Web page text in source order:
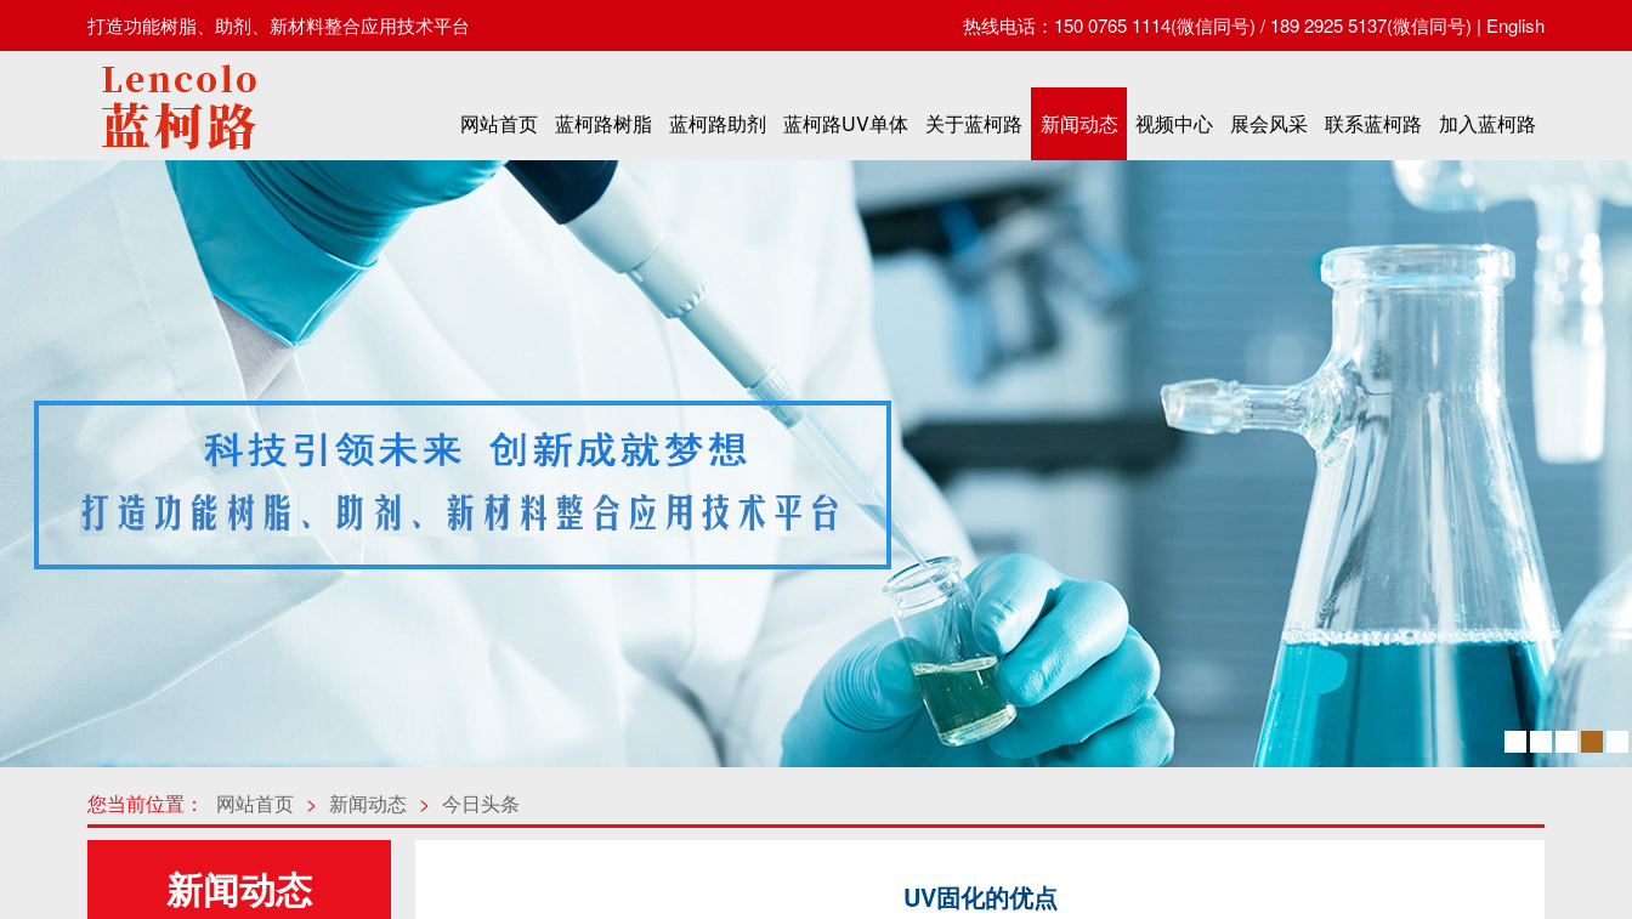
打造功能树脂、助剂、新材料整合应用技术平台 热线电话：150 0765 1114(微信同号) / 189 2925 5137(微信同号) | English
网站首页 蓝柯路树脂 蓝柯路助剂 蓝柯路UV单体 关于蓝柯路 新闻动态 视频中心 展会风采 联系蓝柯路 加入蓝柯路
您当前位置： 网站首页 > 新闻动态 > 今日头条
新闻动态 UV固化的优点